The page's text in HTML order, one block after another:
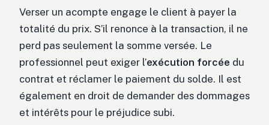
Verser un acompte engage le client à payer la
totalité du prix. S’il renonce à la transaction, il ne
perd pas seulement la somme versée. Le
professionnel peut exiger l’exécution forcée du
contrat et réclamer le paiement du solde. Il est
également en droit de demander des dommages
et intérêts pour le préjudice subi.